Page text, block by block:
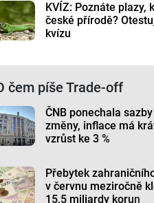
KVÍZ: Poznáte plazy,
české přírodě?
kvízu
čem píše Trade-off
ČNB ponechala
změny, inflace má
vzrůst ke 3 %
Přebytek
v červnu meziročně
15,5 miliardy korun